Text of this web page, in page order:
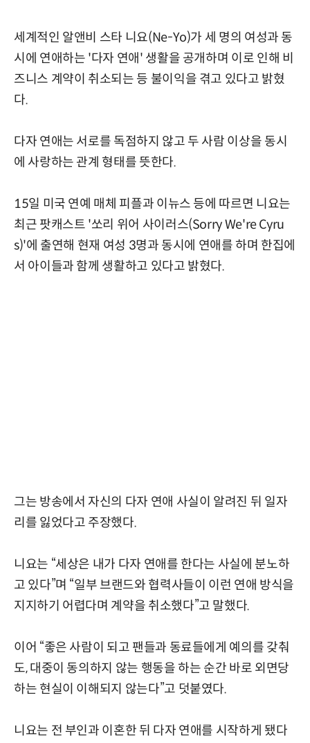
세계적인 알앤비 스타 니요(Ne-Yo)가 세 명의 여성과 동
시에 연애하는 '다자 연애' 생활을 공개하며 이로 인해 비
즈니스 계약이 취소되는 등 불이익을 겪고 있다고 밝혔
다.
다자 연애는 서로를 독점하지 않고 두 사람 이상을 동시
에 사랑하는 관계 형태를 뜻한다.
15일 미국 연예 매체 피플과 이뉴스 등에 따르면 니요는
최근 팟캐스트 '쏘리 위어 사이러스(Sorry We're Cyru
s)'에 출연해 현재 여성 3명과 동시에 연애를 하며 한집에
서 아이들과 함께 생활하고 있다고 밝혔다.
그는 방송에서 자신의 다자 연애 사실이 알려진 뒤 일자
리를 잃었다고 주장했다.
니요는 “세상은 내가 다자 연애를 한다는 사실에 분노하
고 있다”며 “일부 브랜드와 협력사들이 이런 연애 방식을
지지하기 어렵다며 계약을 취소했다”고 말했다.
이어 “좋은 사람이 되고 팬들과 동료들에게 예의를 갖춰
도, 대중이 동의하지 않는 행동을 하는 순간 바로 외면당
하는 현실이 이해되지 않는다”고 덧붙였다.
니요는 전 부인과 이혼한 뒤 다자 연애를 시작하게 됐다